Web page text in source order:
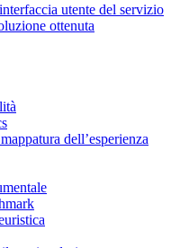
utente del servizio
ottenuta
dell’esperienza